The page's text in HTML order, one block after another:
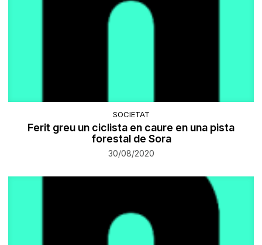
SOCIETAT
Ferit greu un ciclista en caure en una pista
forestal de Sora
30/08/2020